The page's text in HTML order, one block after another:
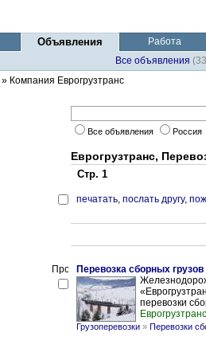
Объявления
Работа
Все объявления
» Компания Еврогрузтранс
Все объявления Россия
Еврогрузтранс,
Стр. 1
печатать, послать другу,
Перевозка сборных грузов
перевозки
Еврогрузтранс
Грузоперевозки » Перевозки